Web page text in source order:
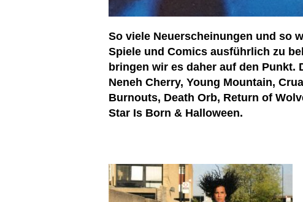
So viele Neuerscheinungen und so
Spiele und Comics ausführlich zu
bringen wir es daher auf den Punkt.
Neneh Cherry, Young Mountain,
Burnouts, Death Orb, Return of
Star Is Born & Halloween.